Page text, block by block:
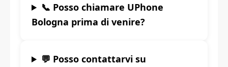
📞 Posso chiamare UPhone
Bologna prima di venire?
💬 Posso contattarvi su